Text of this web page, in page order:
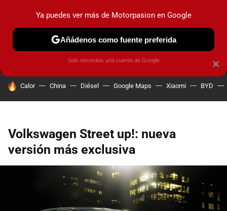
MENÚ NUEVO
COCHES ELÉCTRICOS OBSERVATORIO
HOY SE HABLA DE
Calor China Diésel Google Maps Xiaomi BYD
Volkswagen Street up!: nueva
versión más exclusiva
×
Ya puedes ver más de Motorpasion en Google
Añádenos como fuente preferida
Solo necesitas una cuenta de Google